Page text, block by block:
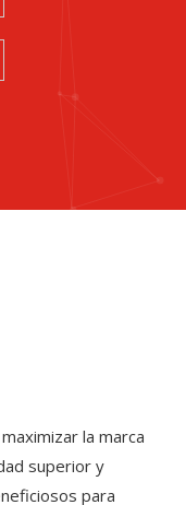
la marca
superior y
para